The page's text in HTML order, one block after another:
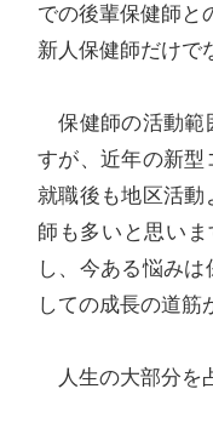
での後輩保健師と
新人保健師だけで
保健師の活動範
すが、近年の新型
就職後も地区活動
師も多いと思い
し、今ある悩み
しての成長の道筋
人生の大部分を